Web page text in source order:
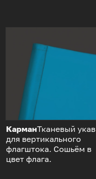
КарманТканевый укав
для вертикального
флагштока. Сошьём в
цвет флага.